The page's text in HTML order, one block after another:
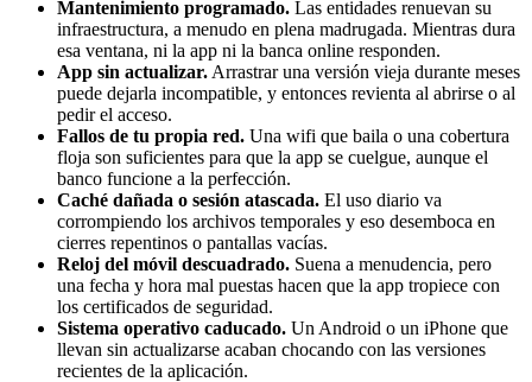
Mantenimiento programado. Las entidades renuevan su
infraestructura, a menudo en plena madrugada. Mientras dura
esa ventana, ni la app ni la banca online responden.
App sin actualizar. Arrastrar una versión vieja durante meses
puede dejarla incompatible, y entonces revienta al abrirse o al
pedir el acceso.
Fallos de tu propia red. Una wifi que baila o una cobertura
floja son suficientes para que la app se cuelgue, aunque el
banco funcione a la perfección.
Caché dañada o sesión atascada. El uso diario va
corrompiendo los archivos temporales y eso desemboca en
cierres repentinos o pantallas vacías.
Reloj del móvil descuadrado. Suena a menudencia, pero
una fecha y hora mal puestas hacen que la app tropiece con
los certificados de seguridad.
Sistema operativo caducado. Un Android o un iPhone que
llevan sin actualizarse acaban chocando con las versiones
recientes de la aplicación.